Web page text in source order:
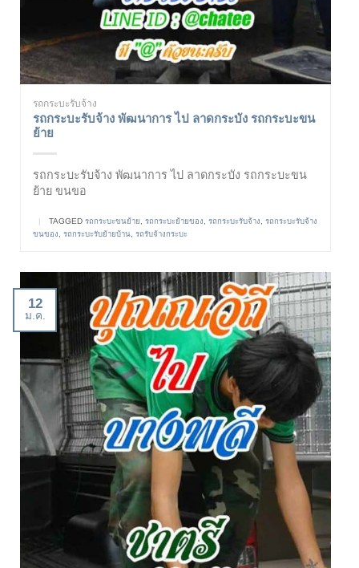
รถกระบะรับจ้าง
รถกระบะรับจ้าง พัฒนาการ ไป ลาดกระบัง รถกระบะขน
ย้าย
รถกระบะรับจ้าง พัฒนาการ ไป ลาดกระบัง รถกระบะขน
ย้าย ขนขอ
| TAGGED รถกระบะขนย้าย, รถกระบะย้ายของ, รถกระบะรับจ้าง, รถกระบะรับจ้าง
ขนของ, รถกระบะรับย้ายบ้าน, รถรับจ้างกระบะ
12
ม.ค.